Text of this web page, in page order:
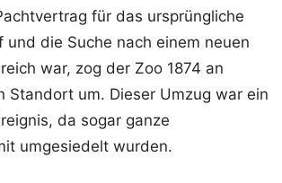
für das ursprüngliche
und die Suche nach einem neuen
war, zog der Zoo 1874 an
Standort um. Dieser Umzug war ein
da sogar ganze
umgesiedelt wurden.